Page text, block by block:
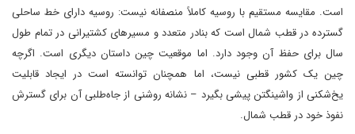
است. مقایسه مستقیم با روسیه کاملاً منصفانه نیست: روسیه دارای خط ساحلی
گسترده در قطب شمال است که بنادر متعدد و مسیرهای کشتیرانی در تمام طول
سال برای حفظ آن وجود دارد. اما موقعیت چین داستان دیگری است. اگرچه
چین یک کشور قطبی نیست، اما همچنان توانسته است در ایجاد قابلیت
یخ‌شکنی از واشینگتن پیشی بگیرد – نشانه روشنی از جاه‌طلبی آن برای گسترش
نفوذ خود در قطب شمال.